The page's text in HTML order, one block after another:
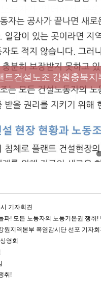
만도가 책임져라 : 청
트건설노조 강원충북지
단 사업 이모저모
국학교비정규직노동
창단 모임
기자회견
파! 모든 노동자의 노동기본권 쟁취
원지역본부 폭염감시단 선포 기자
영회
취!